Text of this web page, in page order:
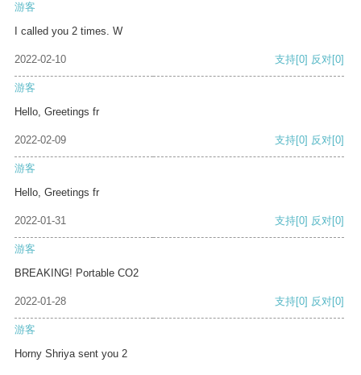
游客
I called you 2 times. W
2022-02-10 支持[0] 反对[0]
游客
Hello, Greetings fr
2022-02-09 支持[0] 反对[0]
游客
Hello, Greetings fr
2022-01-31 支持[0] 反对[0]
游客
BREAKING! Portable CO2
2022-01-28 支持[0] 反对[0]
游客
Horny Shriya sent you 2